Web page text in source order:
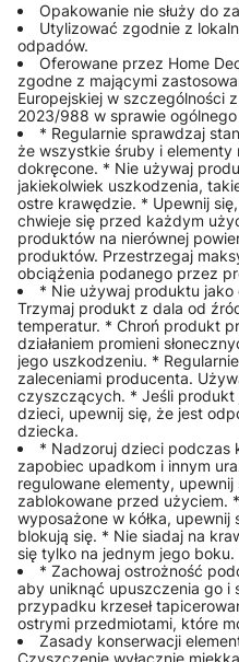
Opakowanie nie służy do
Utylizować zgodnie z
odpadów.
Oferowane przez Home
zgodne z mającymi
Europejskiej w szczególności
2023/988 w sprawie
* Regularnie sprawdzaj
że wszystkie śruby i elementy
dokręcone. * Nie używaj
jakiekolwiek uszkodzenia,
ostre krawędzie. * Upewnij
chwieje się przed każdym
produktów na nierównej
produktów. Przestrzegaj
obciążenia podanego przez
* Nie używaj produktu
Trzymaj produkt z dala od
temperatur. * Chroń produkt
działaniem promieni
jego uszkodzeniu. *
zaleceniami producenta.
czyszczących. * Jeśli produkt
dzieci, upewnij się, że jest
dziecka.
* Nadzoruj dzieci podczas
zapobiec upadkom i innym
regulowane elementy, upewnij
zablokowane przed użyciem.
wyposażone w kółka, upewnij
blokują się. * Nie siadaj na
się tylko na jednym jego boku.
* Zachowaj ostrożność
aby uniknąć upuszczenia go i
przypadku krzeseł
ostrymi przedmiotami, które
Zasady konserwacji